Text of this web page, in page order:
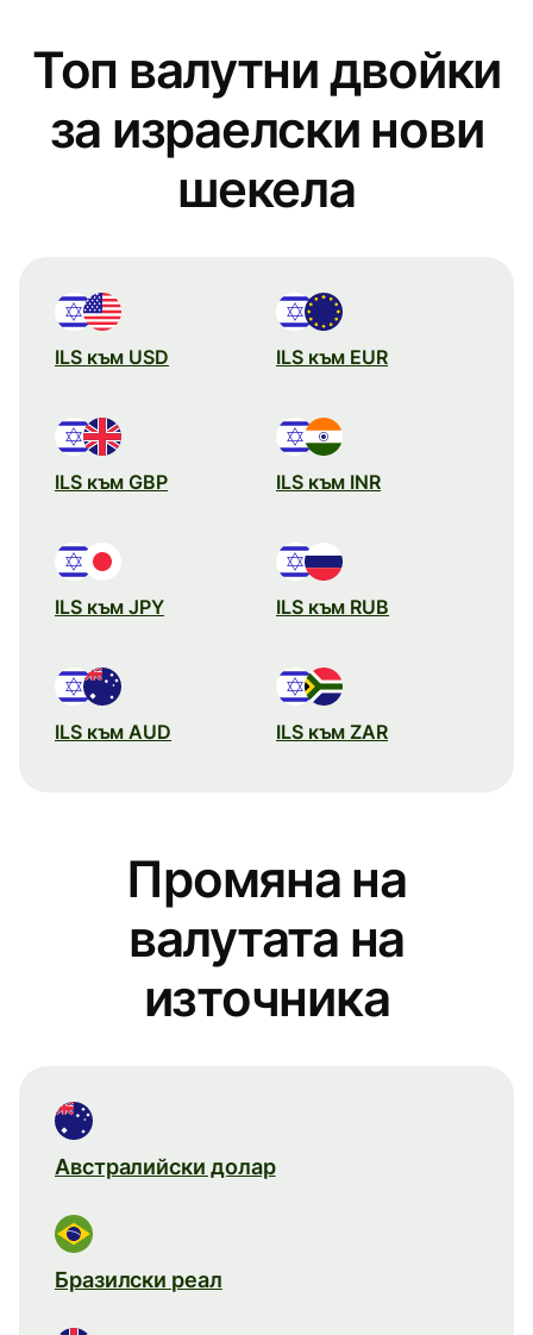
Топ валутни двойки
за израелски нови
шекела
ILS към USD ILS към EUR
ILS към GBP ILS към INR
ILS към JPY ILS към RUB
ILS към AUD ILS към ZAR
Промяна на
валутата на
източника
Австралийски долар
Бразилски реал